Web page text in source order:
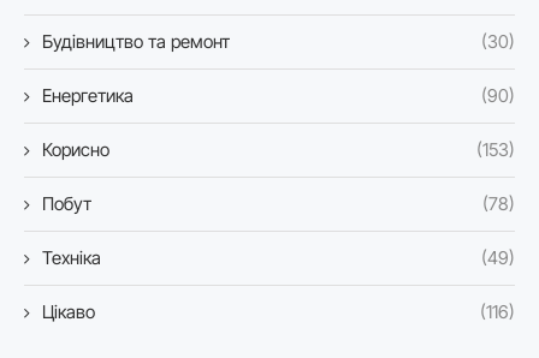
Будівництво та ремонт (30)
Енергетика (90)
Корисно (153)
Побут (78)
Техніка (49)
Цікаво (116)